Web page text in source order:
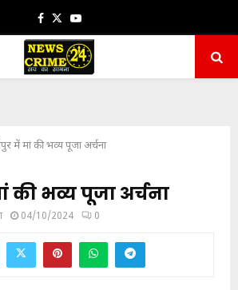
Facebook
TwitterYoutube
में मां की भव्य पूजा अर्चना
की भव्य पूजा अर्चना
04/10/2024 0